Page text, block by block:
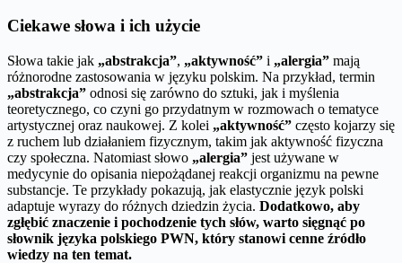
Ciekawe słowa i ich użycie
Słowa takie jak „abstrakcja”, „aktywność” i „alergia” mają
różnorodne zastosowania w języku polskim. Na przykład, termin
„abstrakcja” odnosi się zarówno do sztuki, jak i myślenia
teoretycznego, co czyni go przydatnym w rozmowach o tematyce
artystycznej oraz naukowej. Z kolei „aktywność” często kojarzy się
z ruchem lub działaniem fizycznym, takim jak aktywność fizyczna
czy społeczna. Natomiast słowo „alergia” jest używane w
medycynie do opisania niepożądanej reakcji organizmu na pewne
substancje. Te przykłady pokazują, jak elastycznie język polski
adaptuje wyrazy do różnych dziedzin życia. Dodatkowo, aby
zgłębić znaczenie i pochodzenie tych słów, warto sięgnąć po
słownik języka polskiego PWN, który stanowi cenne źródło
wiedzy na ten temat.